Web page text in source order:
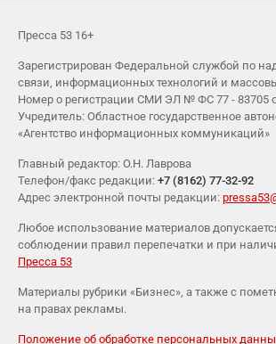
Пресса 53 16+
Зарегистрирован Федеральной службой по
связи, информационных технологий и
Номер о регистрации СМИ ЭЛ № ФС 77 - 83705
Учредитель: Областное государственное
«Агентство информационных коммуникаций»
Главный редактор: О.Н. Лаврова
Телефон/факс редакции: +7 (8162) 77-32-92
Адрес электронной почты редакции:
Любое использование материалов
соблюдении правил перепечатки и при
Пресса 53
Материалы рубрики «Бизнес», а также с
на правах рекламы.
Положение об обработке персональных